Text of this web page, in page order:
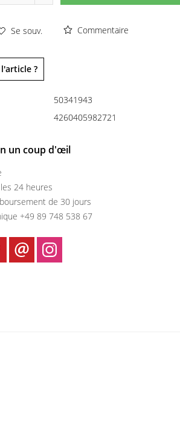
Se souv. Commentaire
?
50341943
4260405982721
un coup d'œil
24 heures
de 30 jours
+49 89 748 538 67